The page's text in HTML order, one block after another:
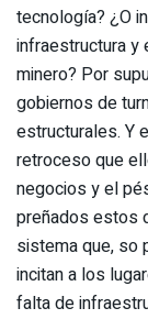
tecnología? ¿O
infraestructura
minero? Por
gobiernos de
estructurales. Y
retroceso que
negocios y el
preñados estos
sistema que, so
incitan a los
falta de